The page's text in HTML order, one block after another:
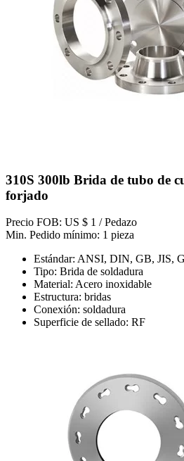
310S 300lb Brida de tubo de
forjado
Precio FOB: US $ 1 / Pedazo
Min. Pedido mínimo: 1 pieza
Estándar: ANSI, DIN, GB, JIS,
Tipo: Brida de soldadura
Material: Acero inoxidable
Estructura: bridas
Conexión: soldadura
Superficie de sellado: RF